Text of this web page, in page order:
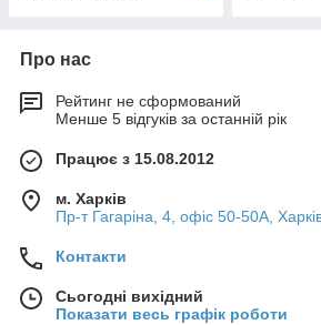
Про нас
Рейтинг не сформований
Менше 5 відгуків за останній рік
Працює з 15.08.2012
м. Харків
Пр-т Гагаріна, 4, офіс 50-50A,
Контакти
Сьогодні вихідний
Показати весь графік роботи